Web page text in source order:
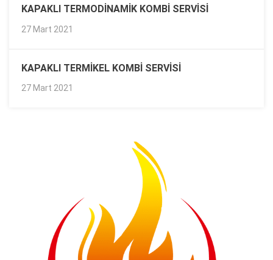
KAPAKLI TERMODINAMIK KOMBI SERVISI
27 Mart 2021
KAPAKLI TERMIKEL KOMBI SERVISI
27 Mart 2021